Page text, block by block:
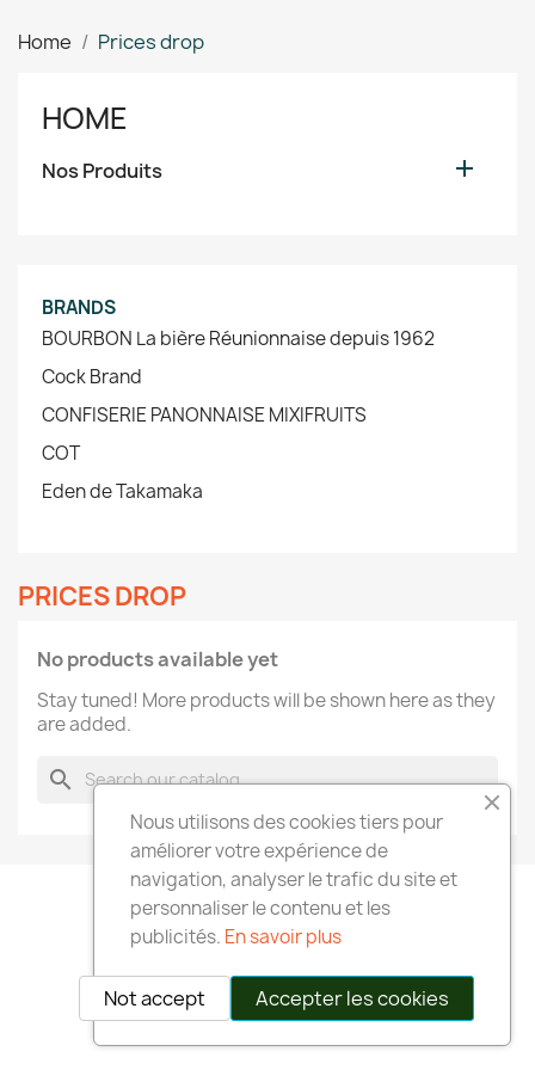
Home Prices drop
HOME
Nos Produits 
BRANDS
BOURBON La bière Réunionnaise depuis 1962
Cock Brand
CONFISERIE PANONNAISE MIXIFRUITS
COT
Eden de Takamaka
PRICES DROP
No products available yet
Stay tuned! More products will be shown here as they
are added.
search
Nous utilisons des cookies tiers pour
améliorer votre expérience de
navigation, analyser le trafic du site et
personnaliser le contenu et les
publicités. En savoir plus
Accepter les cookies
Not accept